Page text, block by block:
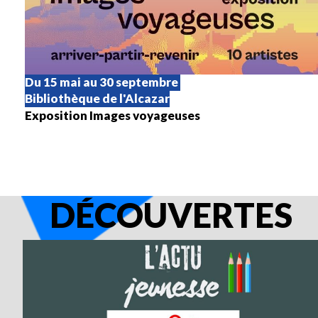
Du 15 mai au 30 septembre
Bibliothèque de l'Alcazar
Exposition Images voyageuses
DÉCOUVERTES